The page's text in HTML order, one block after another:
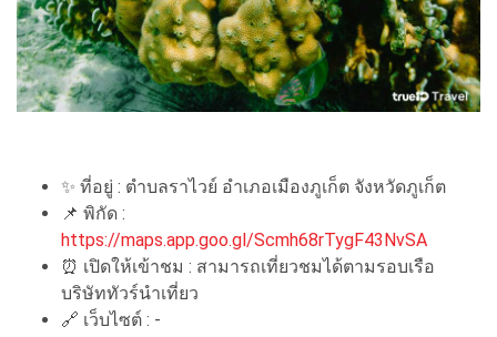
✨ ที่อยู่ : ตำบลราไวย์ อำเภอเมืองภูเก็ต จังหวัดภูเก็ต
📌 พิกัด :
https://maps.app.goo.gl/Scmh68rTygF43NvSA
⏰ เปิดให้เข้าชม : สามารถเที่ยวชมได้ตามรอบเรือ
บริษัททัวร์นำเที่ยว
🔗 เว็บไซต์ : -